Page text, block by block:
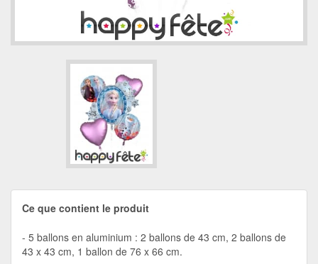
Ce que contient le produit
5 ballons en aluminium : 2 ballons de 43 cm, 2 ballons de
43 x 43 cm, 1 ballon de 76 x 66 cm.